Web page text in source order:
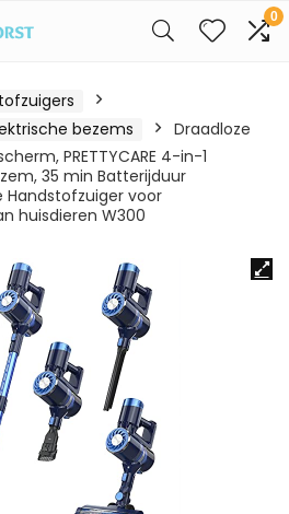
0
bezems
Draadloze
PRETTYCARE 4-in-1
35 min Batterijduur
Handstofzuiger voor
huisdieren W300